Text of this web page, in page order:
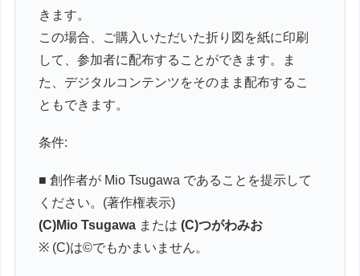
きます。
この場合、ご購入いただいた折り図を紙に印刷
して、参加者に配布することができます。ま
た、デジタルコンテンツをそのまま配布するこ
ともできます。
条件:
■ 創作者が Mio Tsugawa であることを提示して
ください。(著作権表示)
(C)Mio Tsugawa または(C)つがわみお
※ (C)は©でもかまいません。